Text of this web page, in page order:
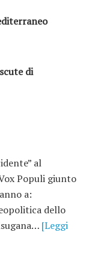
di
al
Populi giunto
a:
dello
[Leggi